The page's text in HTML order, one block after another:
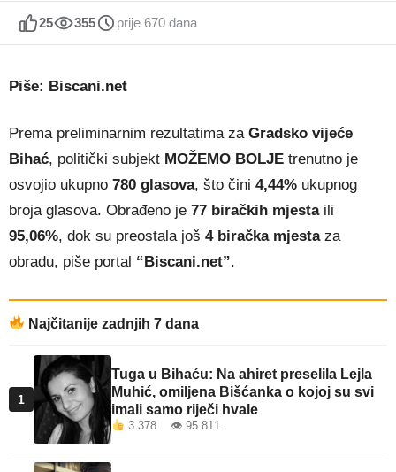
25 355 prije 670 dana
Piše: Biscani.net
Prema preliminarnim rezultatima za Gradsko vijeće
Bihać, politički subjekt MOŽEMO BOLJE trenutno je
osvojio ukupno 780 glasova, što čini 4,44% ukupnog
broja glasova. Obrađeno je 77 biračkih mjestaili
95,06%, dok su preostala još 4 biračka mjestaza
obradu, piše portal “Biscani.net”.
Najčitanije zadnjih 7 dana
1
Tuga u Bihaću: Na ahiret preselila Lejla
Muhić, omiljena Bišćanka o kojoj su svi
imali samo riječi hvale
3.378 👁 95.811